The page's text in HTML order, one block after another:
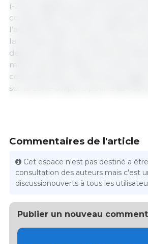
(-21 g). Rappelons que la semaine
comportait le férié du 14 juillet,
l’activité s’éleva t alors à 300 267
la semaine 28, le nombre de jours
depuis le début de l’année est
même période 2023, le nombre
cette période en 2024 est en légère
sur la zone Uniporc pour 9 654 504
Commentaires de l'article
Cet espace n'est pas destiné a
consultation des auteurs mais c'est
discussionouverts à tous les
Publier un nouveau